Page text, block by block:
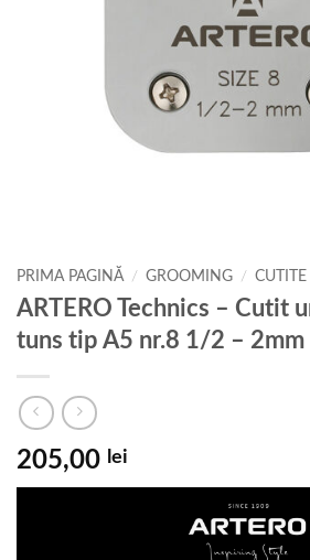
PRIMA PAGINĂ / GROOMING /
ARTERO Technics – Cutit
tuns tip A5 nr.8 1/2 – 2mm
205,00 lei